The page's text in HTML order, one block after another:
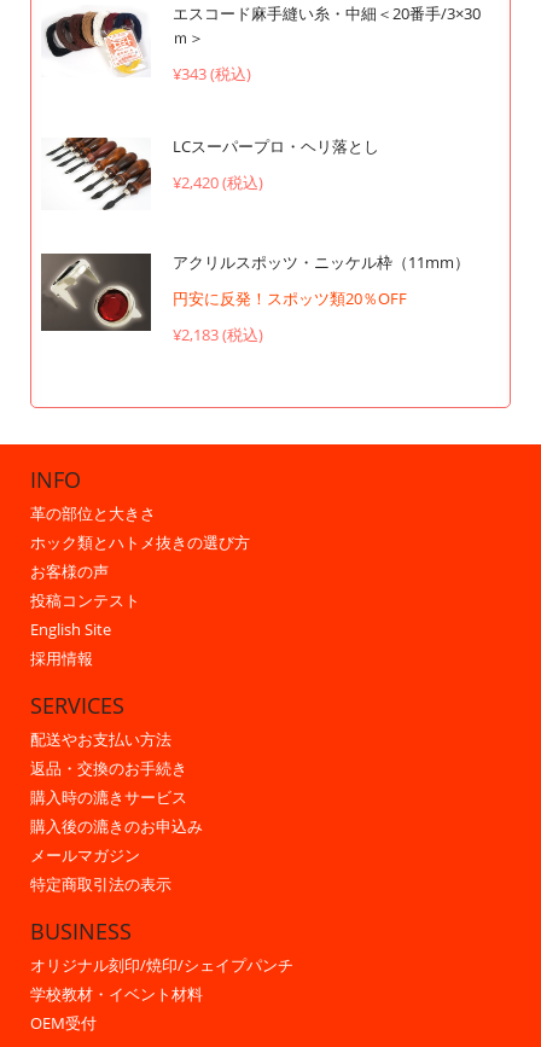
エスコード麻手縫い糸・中細＜20番手/3×30
ｍ＞
¥343 (税込)
LCスーパープロ・ヘリ落とし
¥2,420 (税込)
アクリルスポッツ・ニッケル枠（11mm）
円安に反発！スポッツ類20％OFF
¥2,183 (税込)
INFO
革の部位と大きさ
ホック類とハトメ抜きの選び方
お客様の声
投稿コンテスト
English Site
採用情報
SERVICES
配送やお支払い方法
返品・交換のお手続き
購入時の漉きサービス
購入後の漉きのお申込み
メールマガジン
特定商取引法の表示
BUSINESS
オリジナル刻印/焼印/シェイプパンチ
学校教材・イベント材料
OEM受付